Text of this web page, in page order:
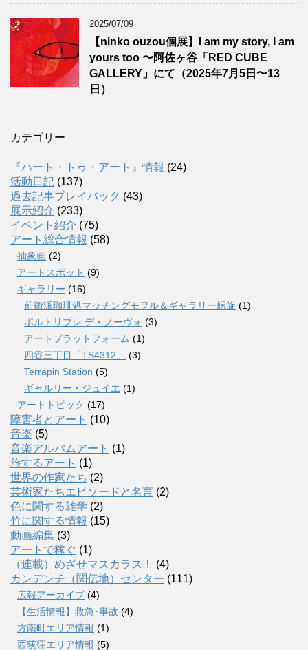
2025/07/09
【ninko ouzou個展】I am my story, I am
yours too 〜阿佐ヶ谷「RED CUBE
GALLERY」にて（2025年7月5日〜13
日）
カテゴリー
『ハート・トゥ・アート』情報 (24)
活動日記 (137)
過去記事プレイバック (43)
展示紹介 (233)
イベント紹介 (75)
アート総合情報 (58)
抽象画 (2)
アートスポット (9)
ギャラリー (16)
前衛派珈琲処マッチングモヲル＆ギャラリー螺旋 (1)
ポルトリブレ デ・ノーヴォ (3)
アートプラットフォーム (1)
四谷三丁目「TS4312」
(3)
Terrapin Station (5)
ギャルリー・ジュイエ (1)
アートトピック (17)
障害者とアート (10)
音楽 (5)
音楽アルバムアート (1)
旅するアート (1)
世界の作家たち (2)
芸術家たちエピソードと名言 (2)
色に関する雑学 (2)
竹に関する情報 (15)
動画編集 (3)
アートで稼ぐ (1)
（連載）めざせマスカラス！
(4)
カンデンチ（関伝地）センター (111)
広報アーカイブ (4)
【生活情報】救急･事故 (4)
方南町エリア情報 (1)
西荻窪エリア情報 (5)